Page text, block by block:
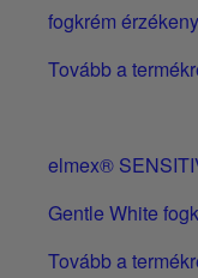
fogkrém
Tovább a
elmex®
Gentle White
Tovább a